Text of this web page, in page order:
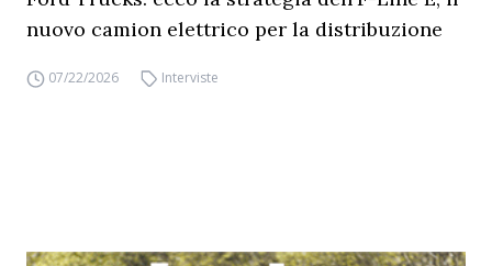
nuovo camion elettrico per la distribuzione
07/22/2026 Interviste